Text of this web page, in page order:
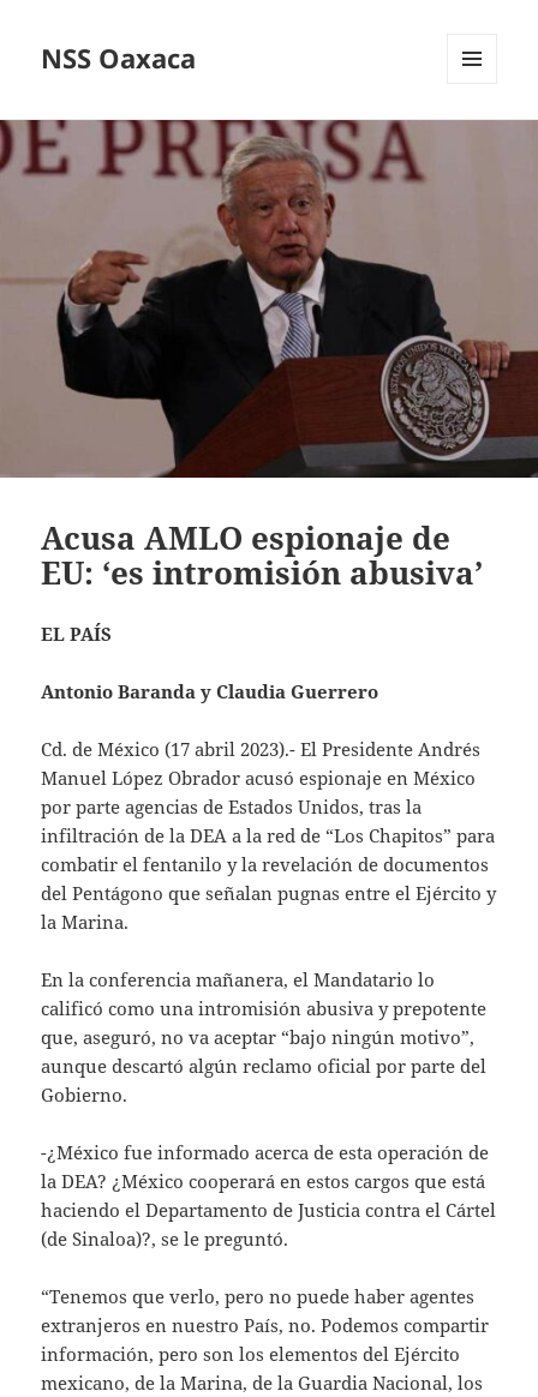
NSS Oaxaca
Acusa AMLO espionaje de
EU: ‘es intromisión abusiva’
EL PAÍS
Antonio Baranda y Claudia Guerrero
Cd. de México (17 abril 2023).- El Presidente Andrés
Manuel López Obrador acusó espionaje en México
por parte agencias de Estados Unidos, tras la
infiltración de la DEA a la red de “Los Chapitos” para
combatir el fentanilo y la revelación de documentos
del Pentágono que señalan pugnas entre el Ejército y
la Marina.
En la conferencia mañanera, el Mandatario lo
calificó como una intromisión abusiva y prepotente
que, aseguró, no va aceptar “bajo ningún motivo”,
aunque descartó algún reclamo oficial por parte del
Gobierno.
-¿México fue informado acerca de esta operación de
la DEA? ¿México cooperará en estos cargos que está
haciendo el Departamento de Justicia contra el Cártel
(de Sinaloa)?, se le preguntó.
“Tenemos que verlo, pero no puede haber agentes
extranjeros en nuestro País, no. Podemos compartir
información, pero son los elementos del Ejército
mexicano, de la Marina, de la Guardia Nacional, los